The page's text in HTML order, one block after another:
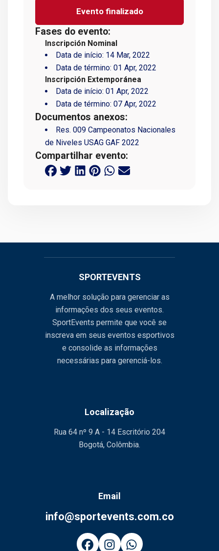
Evento finalizado
Fases do evento:
Inscripción Nominal
Data de início: 14 Mar, 2022
Data de término: 01 Apr, 2022
Inscripción Extemporánea
Data de início: 01 Apr, 2022
Data de término: 07 Apr, 2022
Documentos anexos:
Res. 009 Campeonatos Nacionales
de Niveles USAG GAF 2022
Compartilhar evento:
SPORTEVENTS
A melhor solução para gerenciar as
informações dos seus eventos.
SportEvents permite que você se
inscreva em seus eventos esportivos
e consolide as informações
necessárias para gerenciá-los.
Localização
Rua 64 nº 9 A - 14 Escritório 204
Bogotá, Colômbia.
Email
info@sportevents.com.co